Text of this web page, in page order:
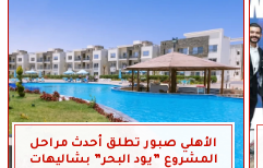
الأهلي صبور تطلق أحدث مراحل
المشروع ”يود البحر” بشاليهات